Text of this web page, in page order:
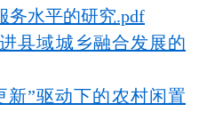
务水平的研究.pdf
县域城乡融合发展的
新”驱动下的农村闲置